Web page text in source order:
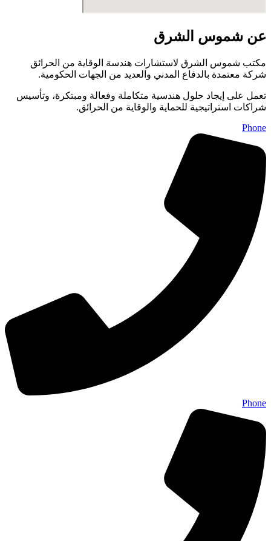
عن شموس الشرق
مكتب شموس الشرق لاستشارات هندسة الوقاية من الحرائق
شركة معتمدة بالدفاع المدني والعديد من الجهات الحكومية.
تعمل على إيجاد حلول هندسية متكاملة وفعالة ومبتكرة، وتأسيس
شراكات استراتيجية للحماية والوقاية من الحرائق.
Phone
Phone